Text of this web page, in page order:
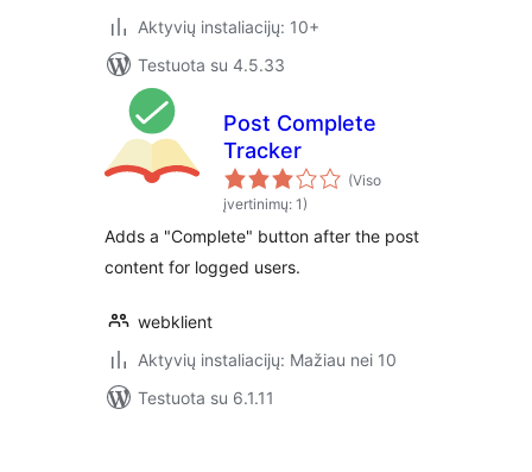
Aktyvių instaliacijų: 10+
Testuota su 4.5.33
Post Complete
Tracker
(Viso
įvertinimų: 1)
Adds a "Complete" button after the post
content for logged users.
webklient
Aktyvių instaliacijų: Mažiau nei 10
Testuota su 6.1.11